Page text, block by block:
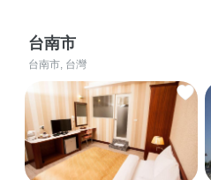
台南市
台南市, 台灣